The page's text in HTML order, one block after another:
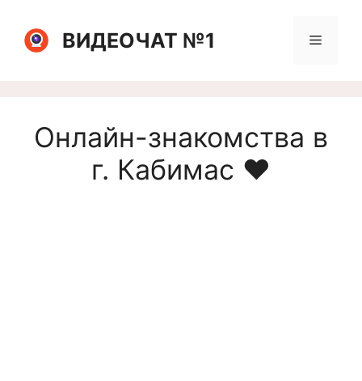
содержимомуВИДЕОЧАТ №1 Меню
Онлайн-знакомства в
г. Кабимас ❤️